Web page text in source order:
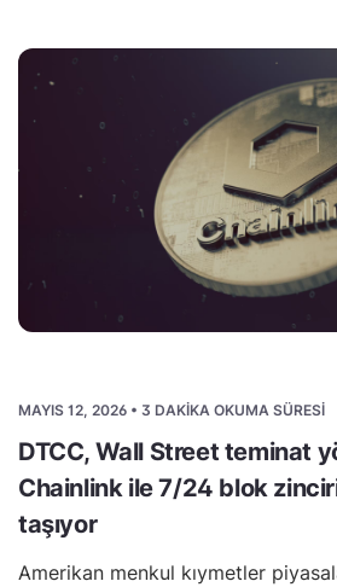
MAYIS 12, 2026 • 3 DAKIKA OKUMA SÜRESI
DTCC, Wall Street teminat
Chainlink ile 7/24 blok zinciri
taşıyor
Amerikan menkul kıymetler